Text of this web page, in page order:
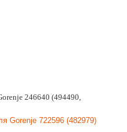
246640 (494490,